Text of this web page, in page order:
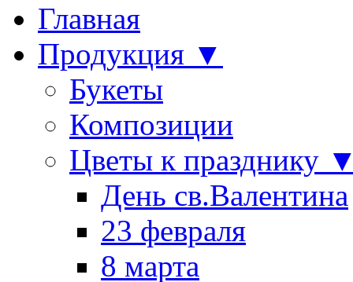
Главная
Продукция ▼
Букеты
Композиции
Цветы к празднику
День св.Валентина
23 февраля
8 марта